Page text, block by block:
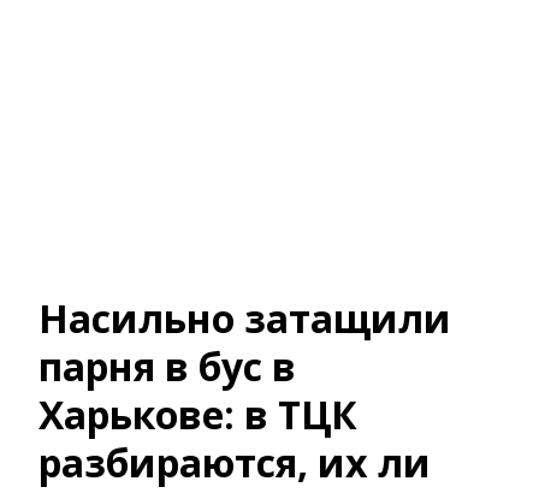
Насильно затащили
парня в бус в
Харькове: в ТЦК
разбираются, их ли